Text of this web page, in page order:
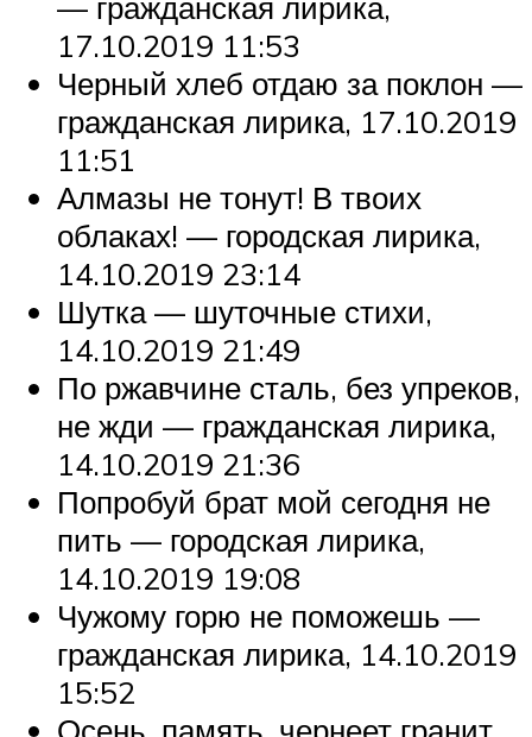
17.10.2019 11:53
Черный хлеб отдаю за поклон —
гражданская лирика, 17.10.2019
11:51
Алмазы не тонут! В твоих
облаках! — городская лирика,
14.10.2019 23:14
Шутка — шуточные стихи,
14.10.2019 21:49
По ржавчине сталь, без упреков,
не жди — гражданская лирика,
14.10.2019 21:36
Попробуй брат мой сегодня не
пить — городская лирика,
14.10.2019 19:08
Чужому горю не поможешь —
гражданская лирика, 14.10.2019
15:52